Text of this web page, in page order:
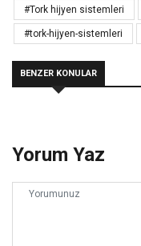
#Tork hijyen sistemleri
#tork-hijyen-sistemleri
BENZER KONULAR
Yorum Yaz